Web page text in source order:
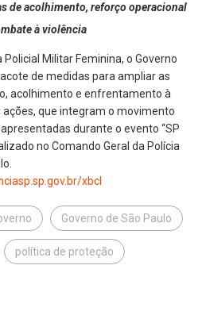
de acolhimento, reforço operacional
à violência
Militar Feminina, o Governo
de medidas para ampliar as
acolhimento e enfrentamento à
que integram o movimento
durante o evento “SP
no Comando Geral da Polícia
br/xbcl
Governo de São Paulo
política de proteção